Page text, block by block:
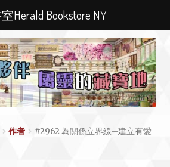
作者
#2962 為關係立界線–建立有愛
Herald Bookstore NY